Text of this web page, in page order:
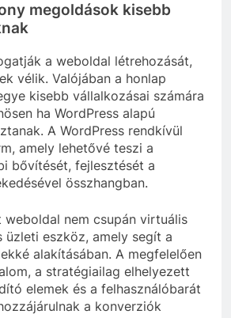
megoldások kisebb
a weboldal létrehozását,
vélik. Valójában a honlap
kisebb vállalkozásai számára
ha WordPress alapú
A WordPress rendkívül
amely lehetővé teszi a
bővítését, fejlesztését a
összhangban.
nem csupán virtuális
üzleti eszköz, amely segít a
alakításában. A megfelelően
a stratégiailag elhelyezett
elemek és a felhasználóbarát
a konverziók